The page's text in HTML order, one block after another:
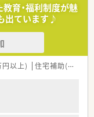
。
したら未経験者でも歓
休暇制度がありま
から発生します。
育・福利制度が魅
出ています♪
以上) 住宅補助(手当)あり